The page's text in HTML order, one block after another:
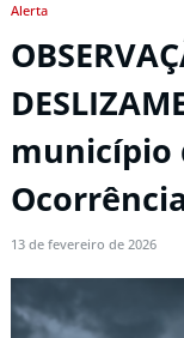
Alerta
município
13 de fevereiro de 2026